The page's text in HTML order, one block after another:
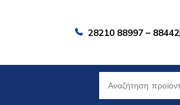
28210 88997 – 88442